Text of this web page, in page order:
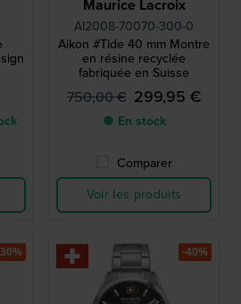
Maurice Lacroix
AI2008-70070-300-0
Aikon #Tide 40 mm Montre
en résine recyclée
fabriquée en Suisse
750,00 € 299,95 €
● En stock
Comparer
Voir les produits
-40%